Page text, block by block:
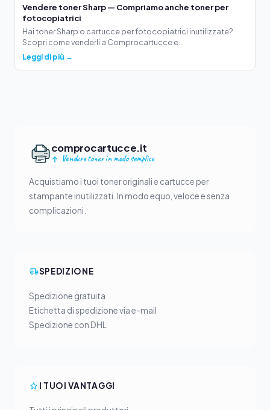
Vendere toner Sharp — Compriamo anche toner per
fotocopiatrici
Hai toner Sharp o cartucce per fotocopiatrici inutilizzate?
Scopri come venderli a Comprocartucce e...
Leggi di più →
comprocartucce.it
Vendere toner in modo semplice
Acquistiamo i tuoi toner originali e cartucce per
stampante inutilizzati. In modo equo, veloce e senza
complicazioni.
SPEDIZIONE
Spedizione gratuita
Etichetta di spedizione via e-mail
Spedizione con DHL
I TUOI VANTAGGI